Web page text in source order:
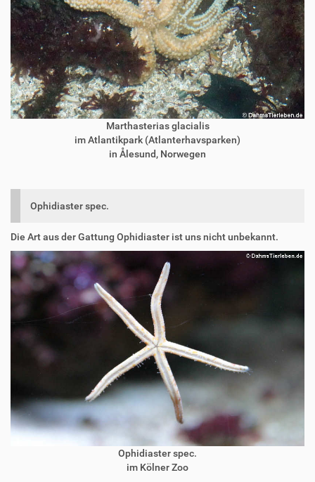
Marthasterias glacialis
im Atlantikpark (Atlanterhavsparken)
in Ålesund, Norwegen
Ophidiaster spec.
Die Art aus der Gattung Ophidiaster ist uns nicht unbekannt.
Ophidiaster spec.
im Kölner Zoo